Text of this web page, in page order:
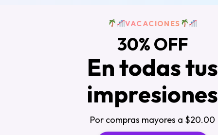
VACACIONES
30% OFF
En todas tus
impresiones
Por compras mayores a $20.00